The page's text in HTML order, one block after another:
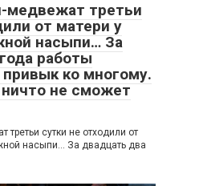
третьи
от матери у
насыпи… За
работы
ко многому.
не сможет
сутки не отходили от
насыпи… За двадцать два